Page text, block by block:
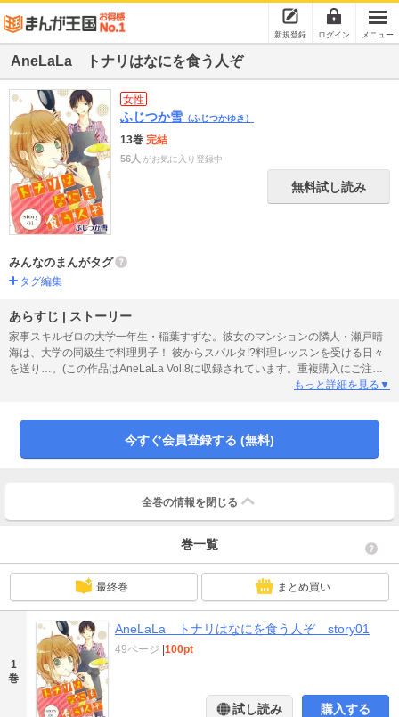
新規登録 ログイン メニュー
AneLaLa トナリはなにを食う人ぞ
女性
ふじつか雪 （ふじつかゆき）
13巻 完結
56人 がお気に入り登録中
無料試し読み
みんなのまんがタグ
タグ編集
あらすじ | ストーリー
家事スキルゼロの大学一年生・稲葉すずな。彼女のマンションの隣人・瀬戸晴
海は、大学の同級生で料理男子！ 彼からスパルタ!?料理レッスンを受ける日々
を送り…。(この作品はAneLaLa Vol.8に収録されています。重複購入にご注意
もっと詳細を見る▼
今すぐ会員登録する (無料)
全巻の情報を 閉じる
巻一覧
最終巻 まとめ買い
1
巻
AneLaLa トナリはなにを食う人ぞ story01
49ページ 100pt
試し読み 購入する